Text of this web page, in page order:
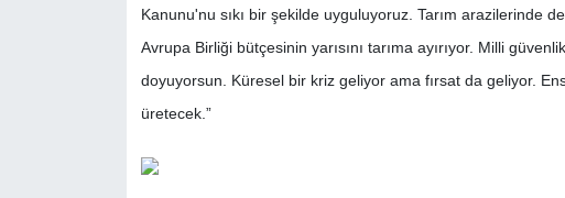
Kanunu'nu sıkı bir şekilde uyguluyoruz. Tarım arazilerinde
Avrupa Birliği bütçesinin yarısını tarıma ayırıyor. Milli
doyuyorsun. Küresel bir kriz geliyor ama fırsat da geliyor.
üretecek.”